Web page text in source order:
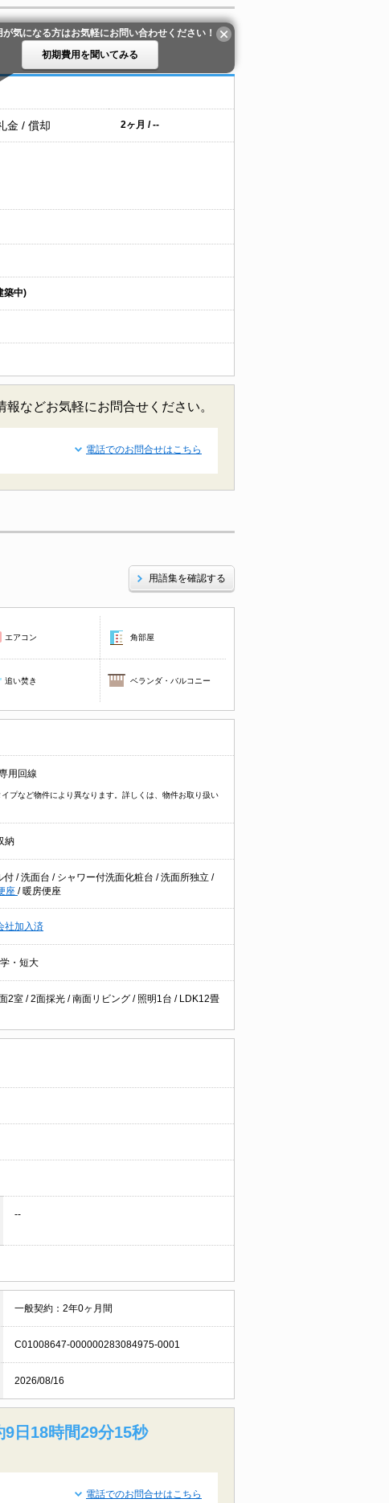
が気になる方はお気軽にお問い合わせください！
初期費用を聞いてみる
金 / 償却 2ヶ月 / --
築中)
などお気軽にお問合せください。
電話でのお問合せはこちら
用語集を確認する
エアコン 角部屋
追い焚き ベランダ・バルコニー
用回線
プなど物件により異なります。詳しくは、物件お取り扱い
納
付 /洗面台 / シャワー付洗面化粧台 /洗面所独立 /
座 / 暖房便座
社加入済
・短大
2室 /2面採光 /南面リビング / 照明1台 /
LDK12畳
--
一般契約：2年0ヶ月間
C01008647-000000283084975-0001
2026/08/16
9日18時間29分14秒
電話でのお問合せはこちら